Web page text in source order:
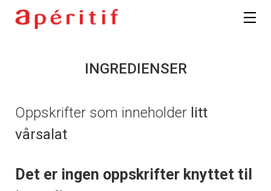
INGREDIENSER
Oppskrifter som inneholder litt
vårsalat
Det er ingen oppskrifter knyttet til